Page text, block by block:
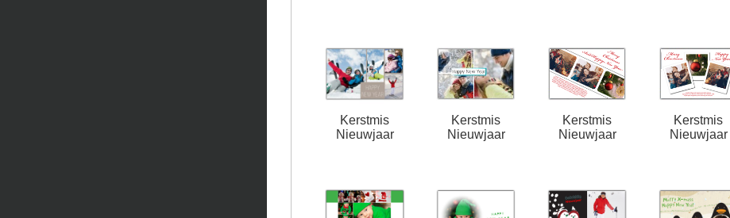
Kerstmis
Nieuwjaar
Kerstmis
Nieuwjaar
Kerstmis
Nieuwjaar
Kerstmis
Nieuwjaar